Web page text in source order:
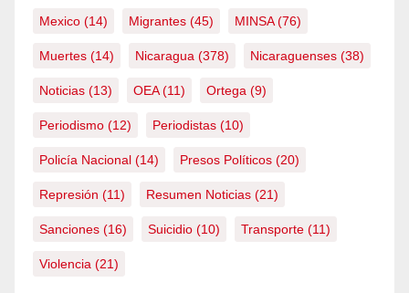
Mexico (14) Migrantes (45) MINSA(76)
Muertes (14) Nicaragua (378) Nicaraguenses (38)
Noticias (13) OEA(11) Ortega (9)
Periodismo (12) Periodistas (10)
Policía Nacional (14) Presos Políticos (20)
Represión (11) Resumen Noticias (21)
Sanciones (16) Suicidio (10) Transporte (11)
Violencia (21)